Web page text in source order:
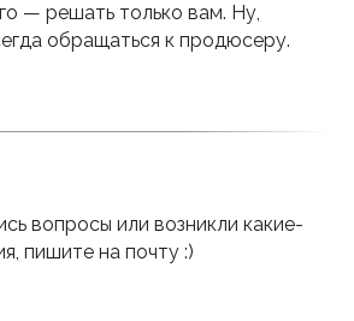
— решать только вам. Ну,
обращаться к продюсеру.
вопросы или возникли какие-
пишите на почту :)